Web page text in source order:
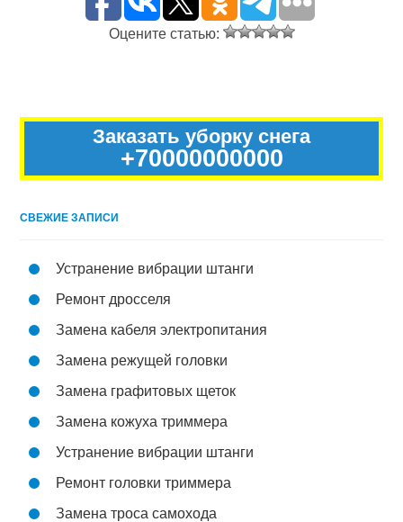
Оцените статью:
Заказать уборку снега
+70000000000
СВЕЖИЕ ЗАПИСИ
Устранение вибрации штанги
Ремонт дросселя
Замена кабеля электропитания
Замена режущей головки
Замена графитовых щеток
Замена кожуха триммера
Устранение вибрации штанги
Ремонт головки триммера
Замена троса самохода